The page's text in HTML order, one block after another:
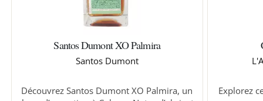
Santos Dumont XO Palmira
Santos Dumont
Découvrez Santos Dumont XO Palmira, un
Explorez